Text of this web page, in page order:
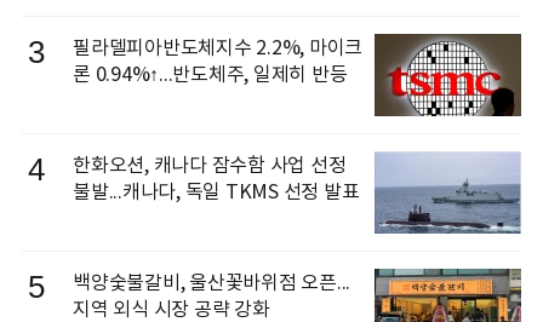
3
필라델피아반도체지수 2.2%, 마이크
론 0.94%↑...반도체주, 일제히 반등
4
한화오션, 캐나다 잠수함 사업 선정
불발...캐나다, 독일 TKMS 선정 발표
5
백양숯불갈비, 울산꽃바위점 오픈...
지역 외식 시장 공략 강화